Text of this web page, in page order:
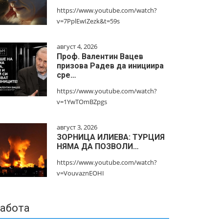
https://www.youtube.com/watch?
v=7PplEwIZezk&t=59s
август 4, 2026
Проф. Валентин Вацев
призова Радев да инициира
сре…
https://www.youtube.com/watch?
v=1YwTOmBZpgs
август 3, 2026
ЗОРНИЦА ИЛИЕВА: ТУРЦИЯ
НЯМА ДА ПОЗВОЛИ…
https://www.youtube.com/watch?
v=VouvaznEOHI